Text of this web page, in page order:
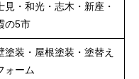
見・和光・志木・新座・
の5市
塗装・屋根塗装・塗替え
ォーム